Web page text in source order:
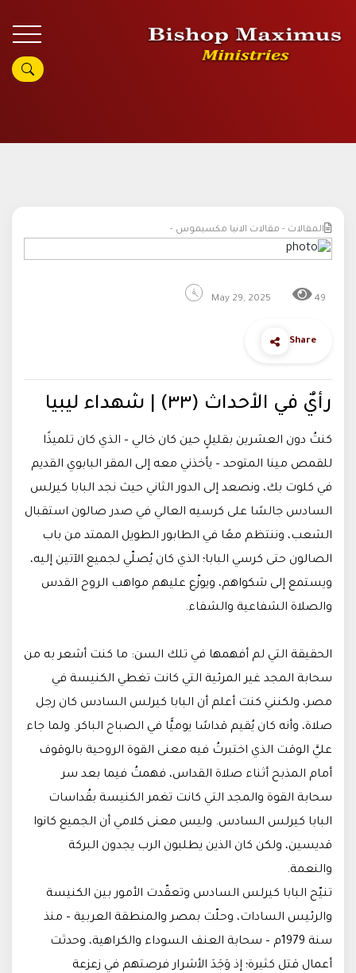
المقالات - مقالات الانبا مكسيموس -
May 29, 2025 49
Share
رأيٌ في الأحداث (٣٣) | شهداء ليبيا
كنتُ دون العشرين بقليلٍ حين كان خالي – الذي كان تلميذًا
للقمص مينا المتوحد – يأخذني معه إلى المقر البابوي القديم
في كلوت بك، ونصعد إلى الدور الثاني حيث نجد البابا كيرلس
السادس جالسًا على كرسيه العالي في صدر صالون استقبال
الشعب، وننتظم معًا في الطابور الطويل الممتد من باب
الصالون حتى كرسي البابا؛ الذي كان يُصلّي لجميع الآتين إليه،
ويستمع إلى شكواهم، ويوزّع عليهم مواهب الروح القدس
والصلاة الشفاعية والشفاء.
الحقيقة التي لم أفهمها في تلك السن: ما كنت أشعر به من
سحابة المجد غير المرئية التي كانت تغطي الكنيسة في
مصر، ولكنني كنت أعلم أن البابا كيرلس السادس كان رجل
صلاة، وأنه كان يُقيم قداسًا يوميًّا في الصباح الباكر. ولما جاء
عليَّ الوقت الذي اختبرتُ فيه معنى القوة الروحية بالوقوف
أمام المذبح أثناء صلاة القداس، فهمتُ فيما بعد سر
سحابة القوة والمجد التي كانت تغمر الكنيسة بقُداسات
البابا كيرلس السادس. وليس معنى كلامي أن الجميع كانوا
قديسين، ولكن كان الذين يطلبون الرب يجدون البركة
والنعمة.
تنيّح البابا كيرلس السادس وتعقّدت الأمور بين الكنيسة
والرئيس السادات، وحلّت بمصر والمنطقة العربية – منذ
سنة 1979م – سحابة العنف السوداء والكراهية، وحدثت
أعمال قتل كثيرة؛ إذ وَجَدَ الأشرار فرصتهم في زعزعة